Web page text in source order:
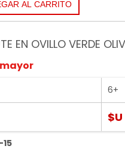
EN OVILLO VERDE
6+